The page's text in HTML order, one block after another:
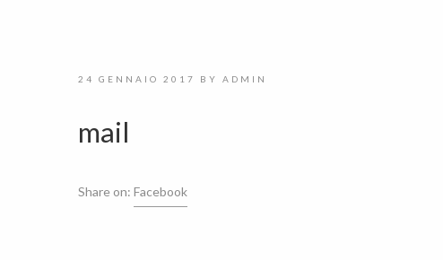
24 GENNAIO 2017 BY ADMIN
mail
Share on: Facebook